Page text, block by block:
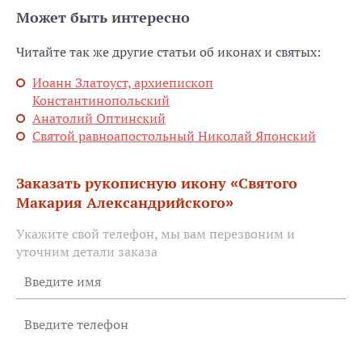
Может быть интересно
Читайте так же другие статьи об иконах и святых:
Иоанн Златоуст, архиепископ
Константинопольский
Анатолий Оптинский
Святой равноапостольный Николай Японский
Заказать рукописную икону «Святого
Макария Александрийского»
Укажите свой телефон, мы вам перезвоним и
уточним детали заказа